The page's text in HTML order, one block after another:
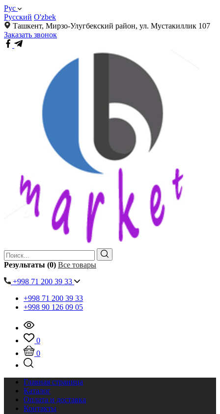
Рус
Русский O'zbek
Ташкент, Мирзо-Улугбекский район, ул. Мустакиллик 107
Заказать звонок
Результаты (0) Все товары
+998 71 200 39 33
+998 71 200 39 33
+998 90 126 09 05
0
0
Главная страница
Каталог
Оплата и доставка
Контакты